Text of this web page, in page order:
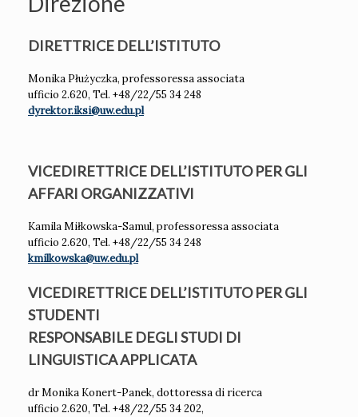
DIRETTRICE DELL’ISTITUTO
Monika Płużyczka, professoressa associata
ufficio 2.620, Tel. +48/22/55 34 248
dyrektor.iksi@uw.edu.pl
VICEDIRETTRICE DELL’ISTITUTO PER GLI
AFFARI ORGANIZZATIVI
Kamila Miłkowska-Samul, professoressa associata
ufficio 2.620, Tel. +48/22/55 34 248
kmilkowska@uw.edu.pl
VICEDIRETTRICE DELL’ISTITUTO PER GLI
STUDENTI
RESPONSABILE DEGLI STUDI DI
LINGUISTICA APPLICATA
dr Monika Konert-Panek, dottoressa di ricerca
ufficio 2.620, Tel. +48/22/55 34 202,